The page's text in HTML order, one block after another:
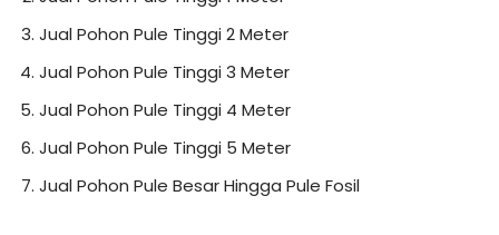
Jual Pohon Pule Tinggi 2 Meter
Jual Pohon Pule Tinggi 3 Meter
Jual Pohon Pule Tinggi 4 Meter
Jual Pohon Pule Tinggi 5 Meter
Jual Pohon Pule Besar Hingga Pule Fosil